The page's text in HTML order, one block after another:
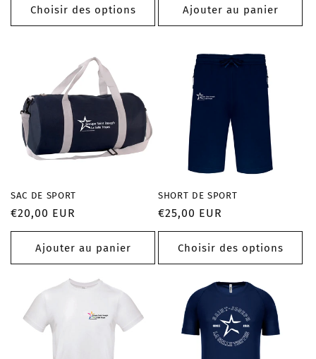
Choisir des options Ajouter au panier
SAC DE SPORT
Prix
habituel
€20,00 EUR
Ajouter au panier
SHORT DE SPORT
Prix
habituel
€25,00 EUR
Choisir des options